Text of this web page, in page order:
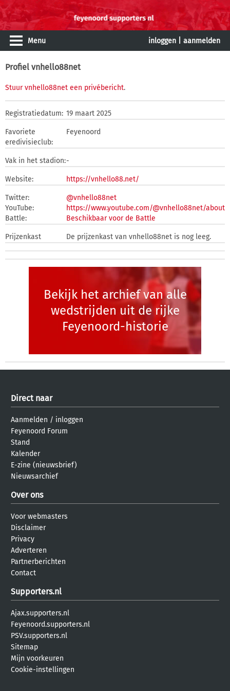
Menu inloggen aanmelden
Profiel vnhello88net
Stuur vnhello88net een privébericht.
Registratiedatum: 19 maart 2025
Favoriete
eredivisieclub:
Feyenoord
Vak in het stadion:-
Website: https://vnhello88.net/
Twitter:
@vnhello88net
YouTube:
https://www.youtube.com/@vnhello88net/about
Battle:
Beschikbaar voor de Battle
Prijzenkast De prijzenkast van vnhello88net is nog leeg.
Bekijk het archief van alle
wedstrijden uit de rijke
Feyenoord-historie
Direct naar
Aanmelden / inloggen
Feyenoord Forum
Stand
Kalender
E-zine (nieuwsbrief)
Nieuwsarchief
Over ons
Voor webmasters
Disclaimer
Privacy
Adverteren
Partnerberichten
Contact
Supporters.nl
Ajax.supporters.nl
Feyenoord.supporters.nl
PSV.supporters.nl
Sitemap
Mijn voorkeuren
Cookie-instellingen